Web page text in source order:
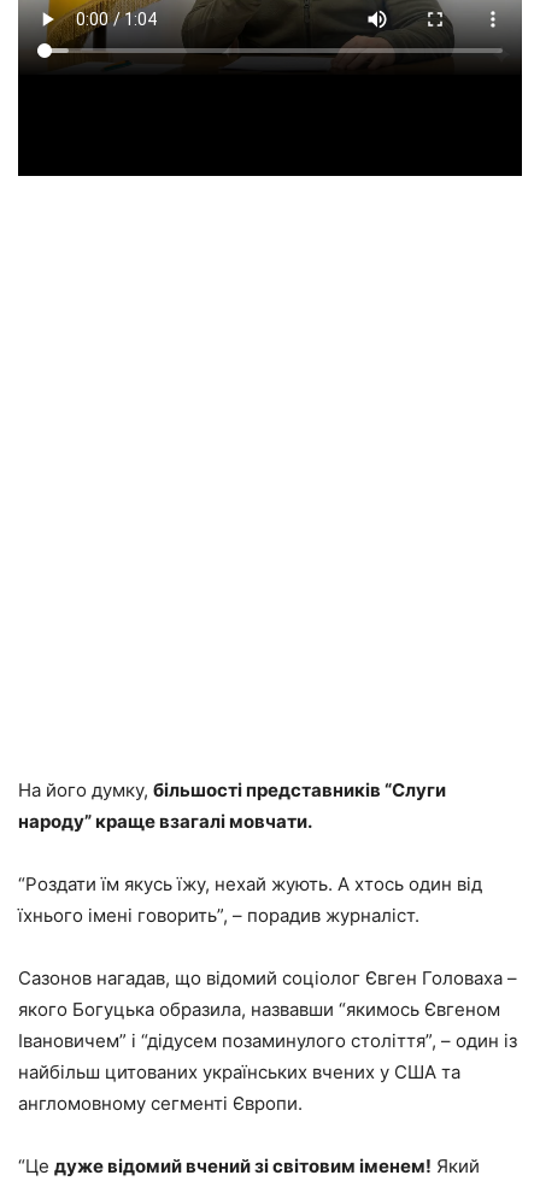
На його думку, більшості представників “Слуги
народу” краще взагалі мовчати.
“Роздати їм якусь їжу, нехай жують. А хтось один від
їхнього імені говорить”, – порадив журналіст.
Сазонов нагадав, що відомий соціолог Євген Головаха –
якого Богуцька образила, назвавши “якимось Євгеном
Івановичем” і “дідусем позаминулого століття”, – один із
найбільш цитованих українських вчених у США та
англомовному сегменті Європи.
“Це дуже відомий вчений зі світовим іменем! Який